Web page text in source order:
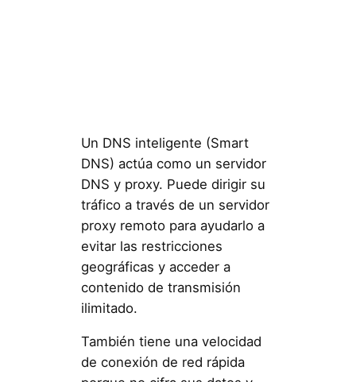
Un DNS inteligente (Smart
DNS) actúa como un servidor
DNS y proxy. Puede dirigir su
tráfico a través de un servidor
proxy remoto para ayudarlo a
evitar las restricciones
geográficas y acceder a
contenido de transmisión
ilimitado.
También tiene una velocidad
de conexión de red rápida